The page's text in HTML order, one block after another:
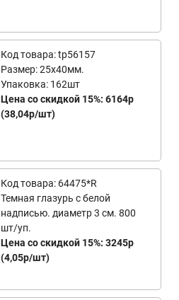
Код товара: tp56157
Размер: 25x40мм.
Упаковка: 162шт
Цена со скидкой 15%: 6164р
(38,04р/шт)
Код товара: 64475*R
Темная глазурь с белой
надписью. диаметр 3 см. 800
шт/уп.
Цена со скидкой 15%: 3245р
(4,05р/шт)